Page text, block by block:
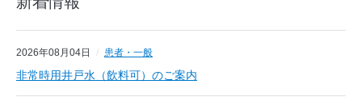
2026年08月04日 患者・一般
非常時用井戸水（飲料可）のご案内